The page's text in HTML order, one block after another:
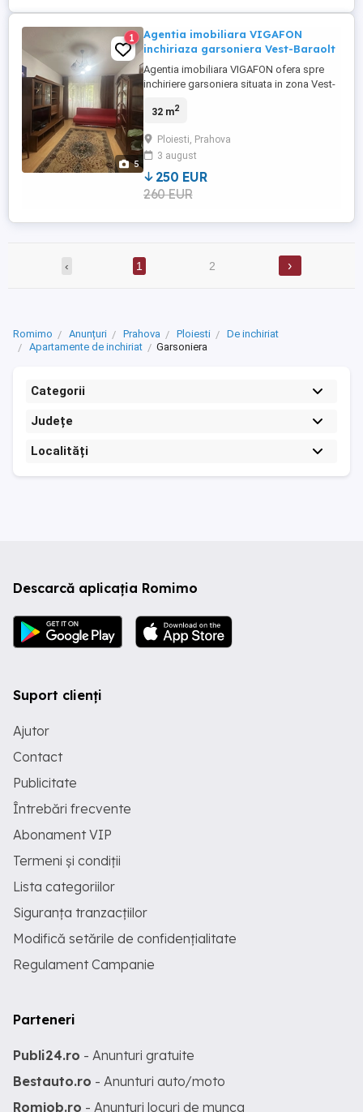
5
1
Agentia imobiliara VIGAFON
inchiriaza garsoniera Vest-Baraolt
Agentia imobiliara VIGAFON ofera spre
inchiriere garsoniera situata in zona Vest-
nivele,confort 1 decomandat,compusa
suprafata utila de 32 mp,finisaje si
amenajari(gresie,faianta,parchet
laminat,termopan,usa metalica,usi interior
...
32 m2
Ploiesti, Prahova
3 august
250 EUR
260 EUR
‹ 1 2 ›
Romimo Anunțuri Prahova Ploiesti
De inchiriat
Apartamente de inchiriat
Garsoniera
Categorii
Județe
Localități
Descarcă aplicația Romimo
Suport clienți
Ajutor
Contact
Publicitate
Întrebări frecvente
Abonament VIP
Termeni și condiții
Lista categoriilor
Siguranța tranzacțiilor
Modifică setările de confidențialitate
Regulament Campanie
Parteneri
Publi24.ro - Anunturi gratuite
Bestauto.ro - Anunturi auto/moto
Romjob.ro - Anunturi locuri de munca